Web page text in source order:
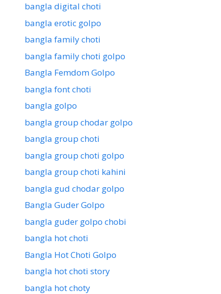
bangla digital choti
bangla erotic golpo
bangla family choti
bangla family choti golpo
Bangla Femdom Golpo
bangla font choti
bangla golpo
bangla group chodar golpo
bangla group choti
bangla group choti golpo
bangla group choti kahini
bangla gud chodar golpo
Bangla Guder Golpo
bangla guder golpo chobi
bangla hot choti
Bangla Hot Choti Golpo
bangla hot choti story
bangla hot choty